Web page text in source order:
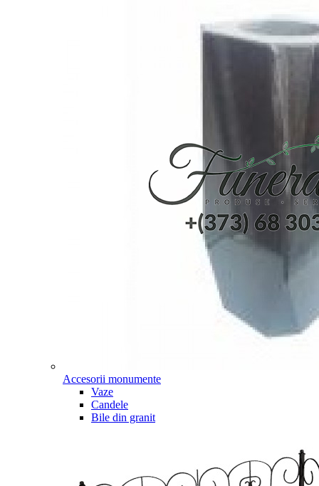
Accesorii monumente
Vaze
Candele
Bile din granit